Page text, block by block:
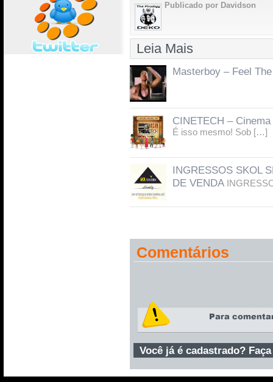
Publicado por Davidson
Leia Mais
Masterboy – Feel
CINETECH –
É isso mesmo! Sob […]
INGRESSOS SKOL
DE VENDA
Comentários
Você já é cadastrado?